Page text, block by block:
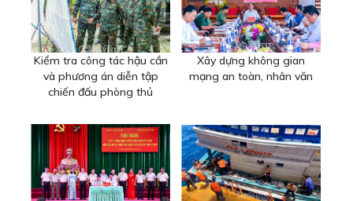
Kiểm tra công tác hậu cần
và phương án diễn tập
chiến đấu phòng thủ
Xây dựng không gian
mạng an toàn, nhân văn